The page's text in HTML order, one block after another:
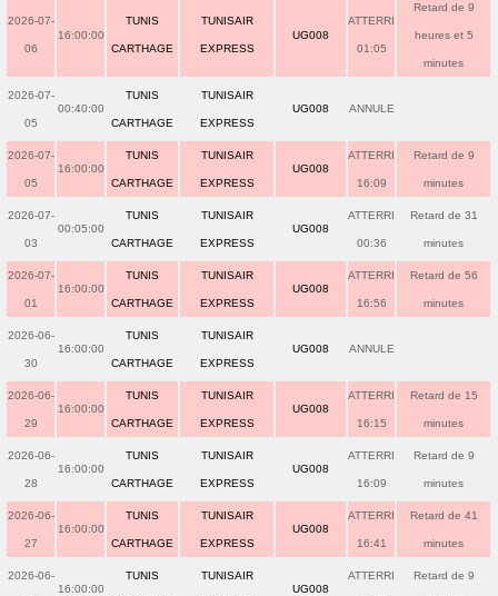
2026-07-
06
16:00:00
TUNIS
CARTHAGE
TUNISAIR
EXPRESS
UG008
ATTERRI
01:05
Retard de 9
heures et 5
minutes
2026-07-
05
00:40:00
TUNIS
CARTHAGE
TUNISAIR
EXPRESS
UG008 ANNULE
2026-07-
05
16:00:00
TUNIS
CARTHAGE
TUNISAIR
EXPRESS
UG008
ATTERRI
16:09
Retard de 9
minutes
2026-07-
03
00:05:00
TUNIS
CARTHAGE
TUNISAIR
EXPRESS
UG008
ATTERRI
00:36
Retard de 31
minutes
2026-07-
01
16:00:00
TUNIS
CARTHAGE
TUNISAIR
EXPRESS
UG008
ATTERRI
16:56
Retard de 56
minutes
2026-06-
30
16:00:00
TUNIS
CARTHAGE
TUNISAIR
EXPRESS
UG008 ANNULE
2026-06-
29
16:00:00
TUNIS
CARTHAGE
TUNISAIR
EXPRESS
UG008
ATTERRI
16:15
Retard de 15
minutes
2026-06-
28
16:00:00
TUNIS
CARTHAGE
TUNISAIR
EXPRESS
UG008
ATTERRI
16:09
Retard de 9
minutes
2026-06-
27
16:00:00
TUNIS
CARTHAGE
TUNISAIR
EXPRESS
UG008
ATTERRI
16:41
Retard de 41
minutes
2026-06-
16:00:00
TUNIS TUNISAIR
UG008
ATTERRI Retard de 9